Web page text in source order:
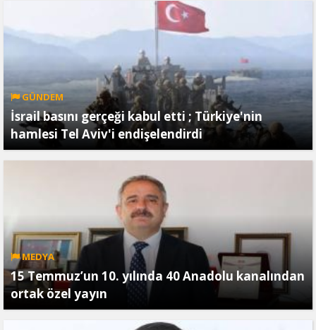
GÜNDEM
İsrail basını gerçeği kabul etti ; Türkiye'nin
hamlesi Tel Aviv'i endişelendirdi
MEDYA
15 Temmuz’un 10. yılında 40 Anadolu kanalından
ortak özel yayın